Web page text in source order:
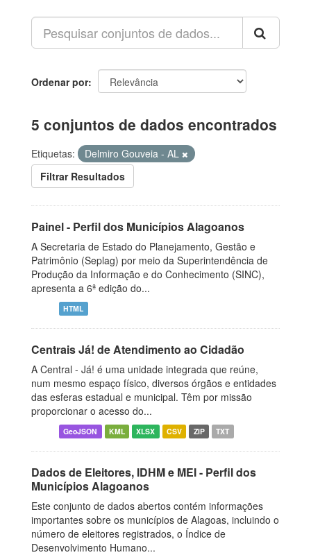
Ordenar por
5 conjuntos de dados encontrados
Etiquetas:
Delmiro Gouveia - AL
Filtrar Resultados
Painel - Perfil dos Municípios Alagoanos
A Secretaria de Estado do Planejamento, Gestão e
Patrimônio (Seplag) por meio da Superintendência de
Produção da Informação e do Conhecimento (SINC),
apresenta a 6ª edição do...
HTML
Centrais Já! de Atendimento ao Cidadão
A Central - Já! é uma unidade integrada que reúne,
num mesmo espaço físico, diversos órgãos e entidades
das esferas estadual e municipal. Têm por missão
proporcionar o acesso do...
GeoJSON KML XLSX CSV ZIP TXT
Dados de Eleitores, IDHM e MEI - Perfil dos
Municípios Alagoanos
Este conjunto de dados abertos contém informações
importantes sobre os municípios de Alagoas, incluindo o
número de eleitores registrados, o Índice de
Desenvolvimento Humano...